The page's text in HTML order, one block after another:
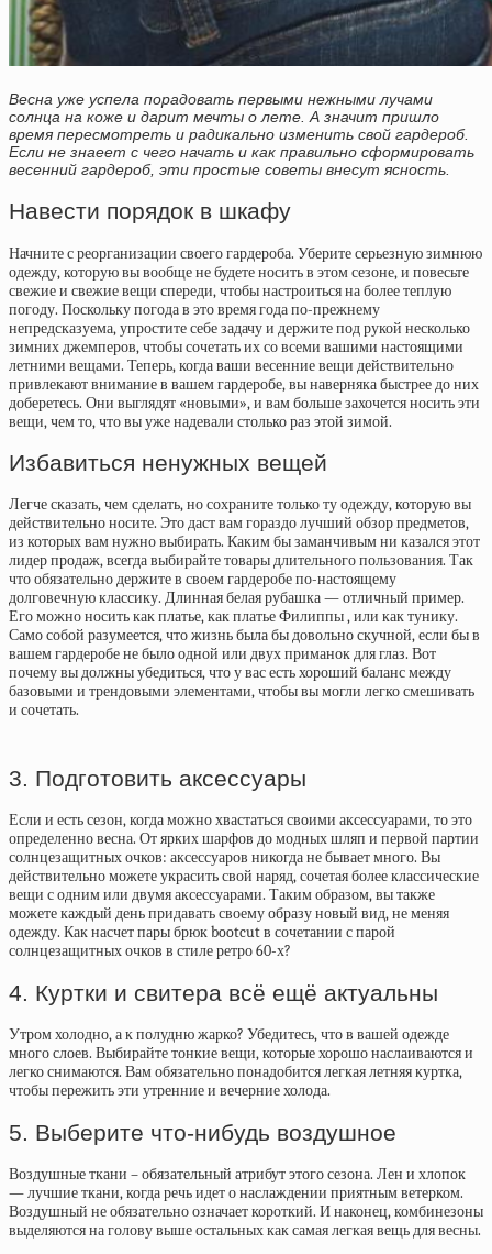
Весна уже успела порадовать первыми нежными лучами
солнца на коже и дарит мечты о лете. А значит пришло
время пересмотреть и радикально изменить свой гардероб.
Если не знаеет с чего начать и как правильно сформировать
весенний гардероб, эти простые советы внесут ясность.
Навести порядок в шкафу
Начните с реорганизации своего гардероба. Уберите серьезную зимнюю
одежду, которую вы вообще не будете носить в этом сезоне, и повесьте
свежие и свежие вещи спереди, чтобы настроиться на более теплую
погоду. Поскольку погода в это время года по-прежнему
непредсказуема, упростите себе задачу и держите под рукой несколько
зимних джемперов, чтобы сочетать их со всеми вашими настоящими
летними вещами. Теперь, когда ваши весенние вещи действительно
привлекают внимание в вашем гардеробе, вы наверняка быстрее до них
доберетесь. Они выглядят «новыми», и вам больше захочется носить эти
вещи, чем то, что вы уже надевали столько раз этой зимой.
Избавиться ненужных вещей
Легче сказать, чем сделать, но сохраните только ту одежду, которую вы
действительно носите. Это даст вам гораздо лучший обзор предметов,
из которых вам нужно выбирать. Каким бы заманчивым ни казался этот
лидер продаж, всегда выбирайте товары длительного пользования. Так
что обязательно держите в своем гардеробе по-настоящему
долговечную классику. Длинная белая рубашка — отличный пример.
Его можно носить как платье, как платье Филиппы , или как тунику.
Само собой разумеется, что жизнь была бы довольно скучной, если бы в
вашем гардеробе не было одной или двух приманок для глаз. Вот
почему вы должны убедиться, что у вас есть хороший баланс между
базовыми и трендовыми элементами, чтобы вы могли легко смешивать
и сочетать.
3. Подготовить аксессуары
Если и есть сезон, когда можно хвастаться своими аксессуарами, то это
определенно весна. От ярких шарфов до модных шляп и первой партии
солнцезащитных очков: аксессуаров никогда не бывает много. Вы
действительно можете украсить свой наряд, сочетая более классические
вещи с одним или двумя аксессуарами. Таким образом, вы также
можете каждый день придавать своему образу новый вид, не меняя
одежду. Как насчет пары брюк bootcut в сочетании с парой
солнцезащитных очков в стиле ретро 60-х?
4. Куртки и свитера всё ещё актуальны
Утром холодно, а к полудню жарко? Убедитесь, что в вашей одежде
много слоев. Выбирайте тонкие вещи, которые хорошо наслаиваются и
легко снимаются. Вам обязательно понадобится легкая летняя куртка,
чтобы пережить эти утренние и вечерние холода.
5. Выберите что-нибудь воздушное
Воздушные ткани – обязательный атрибут этого сезона. Лен и хлопок
— лучшие ткани, когда речь идет о наслаждении приятным ветерком.
Воздушный не обязательно означает короткий. И наконец, комбинезоны
выделяются на голову выше остальных как самая легкая вещь для весны.